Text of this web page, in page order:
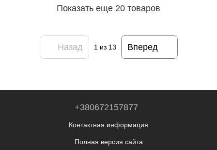
Показать еще 20 товаров
Назад 1 из 13 Вперед
+380672157877
Контактная информация
Полная версия сайта